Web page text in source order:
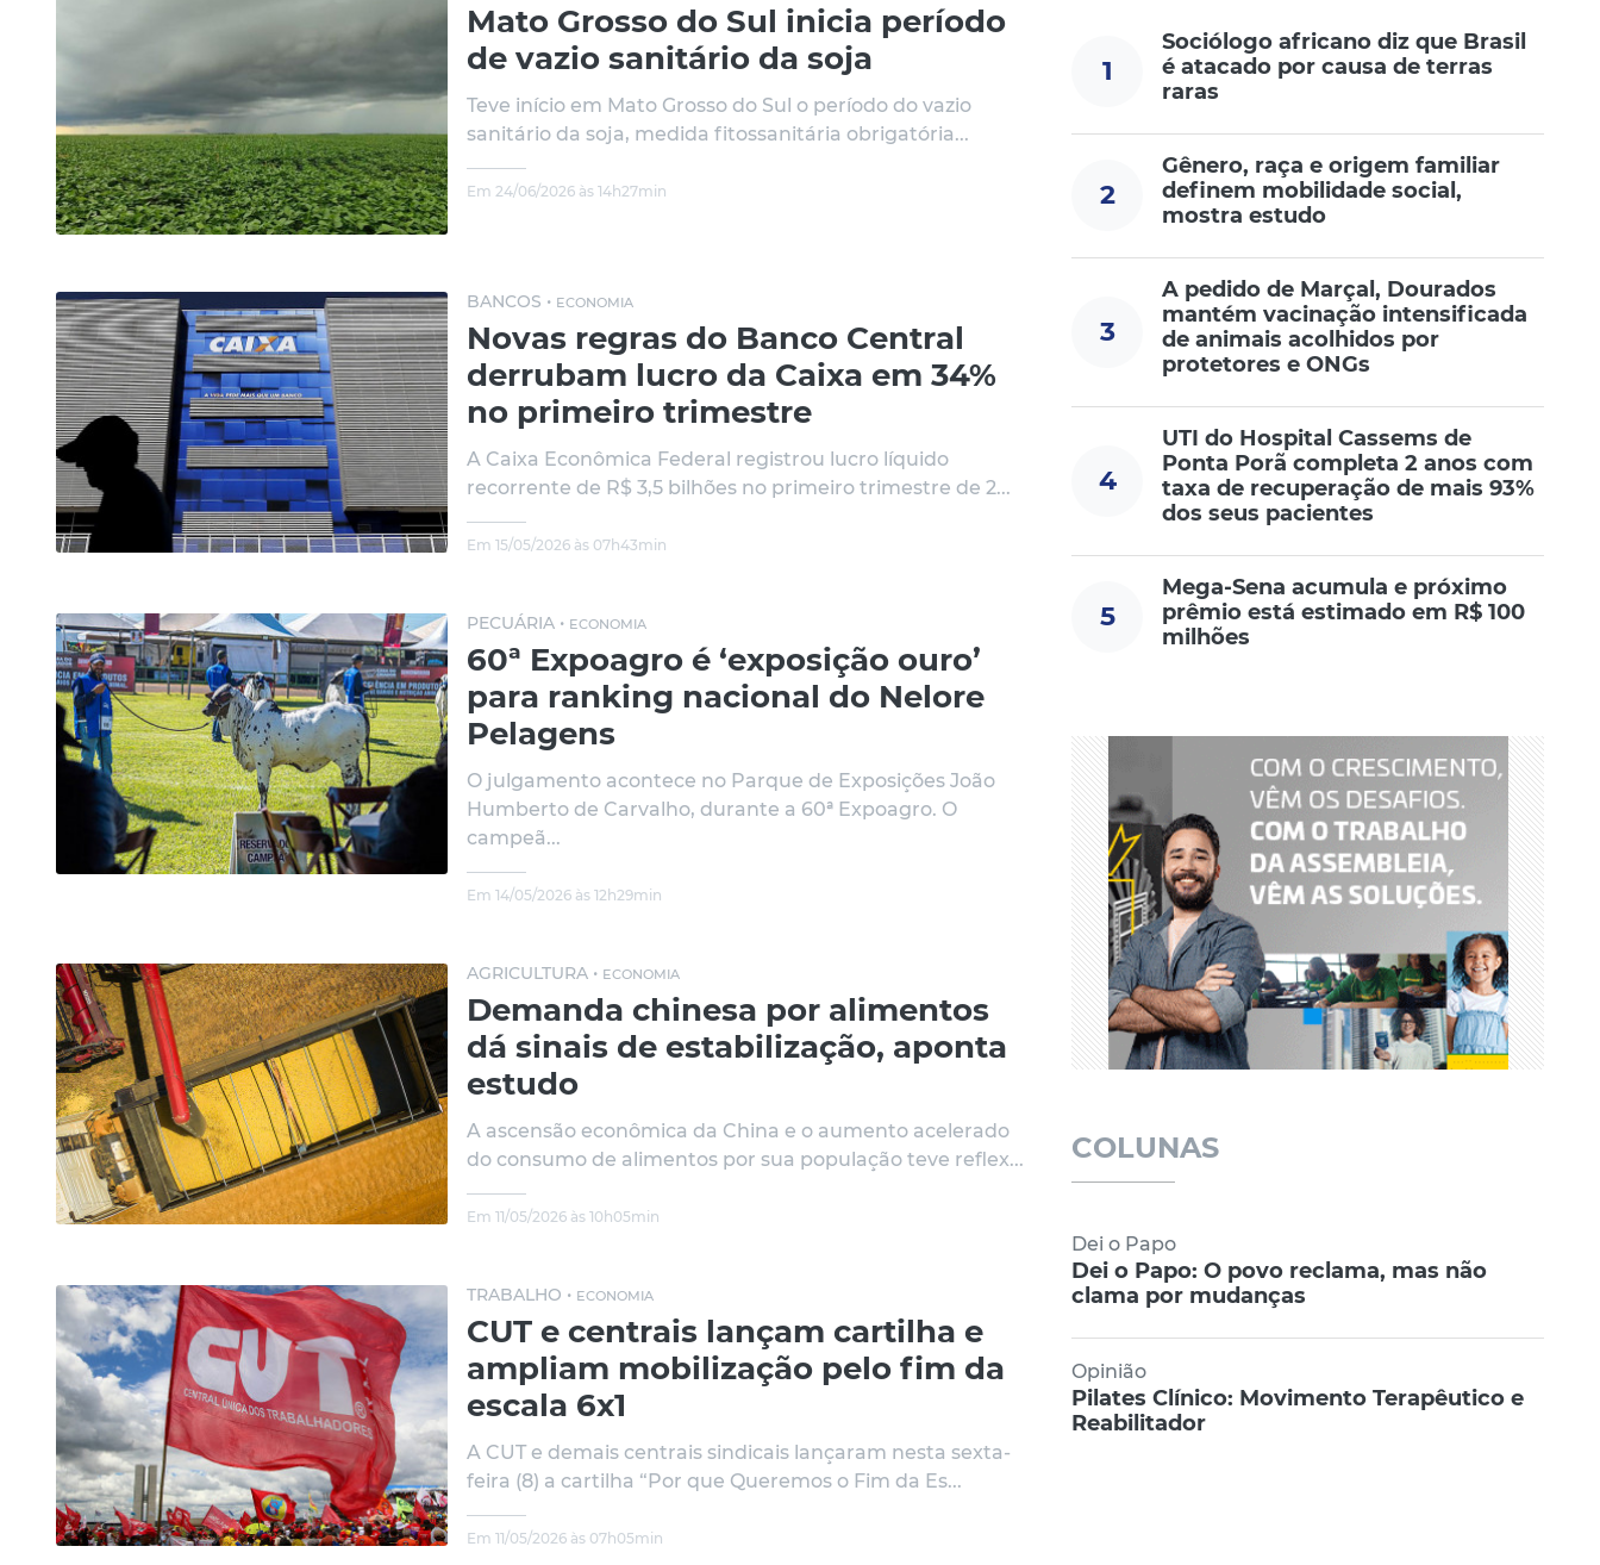
Mato Grosso do Sul inicia período
de vazio sanitário da soja
Teve início em Mato Grosso do Sul o período do vazio
sanitário da soja, medida fitossanitária obrigatória...
Em 24/06/2026 às 14h27min
BANCOS • ECONOMIA
Novas regras do Banco Central
derrubam lucro da Caixa em 34%
no primeiro trimestre
A Caixa Econômica Federal registrou lucro líquido
recorrente de R$ 3,5 bilhões no primeiro trimestre de 2...
Em 15/05/2026 às 07h43min
PECUÁRIA • ECONOMIA
60ª Expoagro é ‘exposição ouro’
para ranking nacional do Nelore
Pelagens
O julgamento acontece no Parque de Exposições João
Humberto de Carvalho, durante a 60ª Expoagro. O
campeã...
Em 14/05/2026 às 12h29min
AGRICULTURA • ECONOMIA
Demanda chinesa por alimentos
dá sinais de estabilização, aponta
estudo
A ascensão econômica da China e o aumento acelerado
do consumo de alimentos por sua população teve reflex...
Em 11/05/2026 às 10h05min
TRABALHO • ECONOMIA
CUT e centrais lançam cartilha e
ampliam mobilização pelo fim da
escala 6x1
A CUT e demais centrais sindicais lançaram nesta sexta-
feira (8) a cartilha “Por que Queremos o Fim da Es...
Em 11/05/2026 às 07h05min
1
Sociólogo africano diz que Brasil
é atacado por causa de terras
raras
2
Gênero, raça e origem familiar
definem mobilidade social,
mostra estudo
3
A pedido de Marçal, Dourados
mantém vacinação intensificada
de animais acolhidos por
protetores e ONGs
4
UTI do Hospital Cassems de
Ponta Porã completa 2 anos com
taxa de recuperação de mais 93%
dos seus pacientes
5
Mega-Sena acumula e próximo
prêmio está estimado em R$ 100
milhões
COLUNAS
Dei o Papo
Dei o Papo: O povo reclama, mas não
clama por mudanças
Opinião
Pilates Clínico: Movimento Terapêutico e
Reabilitador